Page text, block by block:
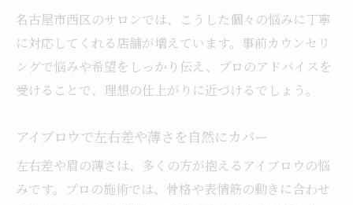
名古屋市西区のサロンでは、こうした個々の悩みに丁寧
に対応してくれる店舗が増えています。事前カウンセリ
ングで悩みや希望をしっかり伝え、プロのアドバイスを
受けることで、理想の仕上がりに近づけるでしょう。
アイブロウで左右差や薄さを自然にカバー
左右差や眉の薄さは、多くの方が抱えるアイブロウの悩
みです。プロの施術では、骨格や表情筋の動きに合わせ